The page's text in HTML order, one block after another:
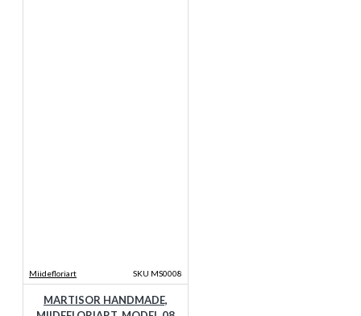
Miidefloriart SKU MS0008
MARTISOR HANDMADE,